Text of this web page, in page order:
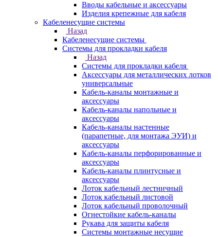
Вводы кабельные и аксессуары
Изделия крепежные для кабеля
Кабеленесущие системы
Назад
Кабеленесущие системы
Системы для прокладки кабеля
Назад
Системы для прокладки кабеля
Аксессуары для металлических лотков
универсальные
Кабель-каналы монтажные и
аксессуары
Кабель-каналы напольные и
аксессуары
Кабель-каналы настенные
(парапетные, для монтажа ЭУИ) и
аксессуары
Кабель-каналы перфорированные и
аксессуары
Кабель-каналы плинтусные и
аксессуары
Лоток кабельный лестничный
Лоток кабельный листовой
Лоток кабельный проволочный
Огнестойкие кабель-каналы
Рукава для защиты кабеля
Системы монтажные несущие